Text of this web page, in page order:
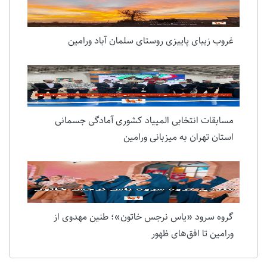
غروب زیبای پاییزی روستای سلمان آباد ورامین
مسابقات انتخابی المپیاد کشوری آمادگی جسمانی
استان تهران به میزبانی ورامین
گروه سرود «یاس نرجس خاتون»؛ طنین مهدوی از
ورامین تا افق‌های ظهور